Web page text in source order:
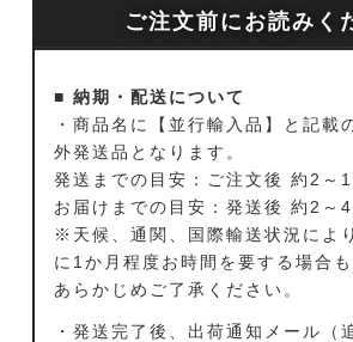
ご注文前にお読みく
■ 納期・配送について
・商品名に【並行輸入品】と記載
外発送品となります。
発送までの目安：ご注文後 約2～
お届けまでの目安：発送後 約2～
※天候、通関、国際輸送状況によ
に1か月程度お時間を要する場合も
あらかじめご了承ください。
・発送完了後、出荷通知メール（